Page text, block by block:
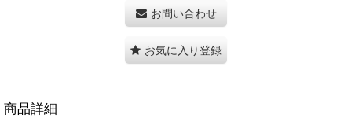
お問い合わせ
お気に入り登録
商品詳細